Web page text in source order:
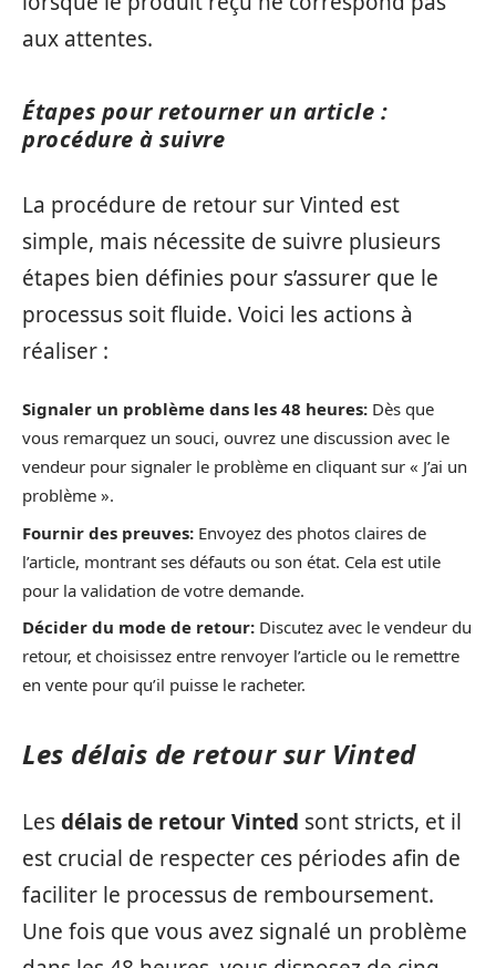
aux attentes.
Étapes pour retourner un article :
procédure à suivre
La procédure de retour sur Vinted est
simple, mais nécessite de suivre plusieurs
étapes bien définies pour s’assurer que le
processus soit fluide. Voici les actions à
réaliser :
Signaler un problème dans les 48 heures: Dès que
vous remarquez un souci, ouvrez une discussion avec le
vendeur pour signaler le problème en cliquant sur « J’ai un
problème ».
Fournir des preuves: Envoyez des photos claires de
l’article, montrant ses défauts ou son état. Cela est utile
pour la validation de votre demande.
Décider du mode de retour: Discutez avec le vendeur du
retour, et choisissez entre renvoyer l’article ou le remettre
en vente pour qu’il puisse le racheter.
Les délais de retour sur Vinted
Lesdélais de retour Vinted sont stricts, et il
est crucial de respecter ces périodes afin de
faciliter le processus de remboursement.
Une fois que vous avez signalé un problème